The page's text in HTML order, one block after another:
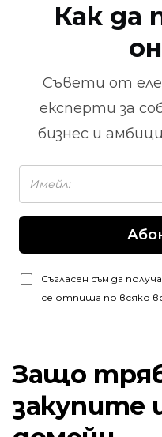
Как да
Съвети от
експерти за
бизнес и
Съгласен съм да
се отпиша по всяко
Защо
закупите